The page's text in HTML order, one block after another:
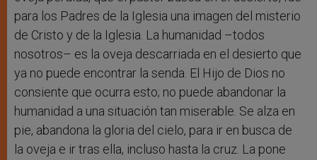
para los Padres de la Iglesia una imagen del misterio
de Cristo y de la Iglesia. La humanidad –todos
nosotros– es la oveja descarriada en el desierto que
ya no puede encontrar la senda. El Hijo de Dios no
consiente que ocurra esto; no puede abandonar la
humanidad a una situación tan miserable. Se alza en
pie, abandona la gloria del cielo, para ir en busca de
la oveja e ir tras ella, incluso hasta la cruz. La pone